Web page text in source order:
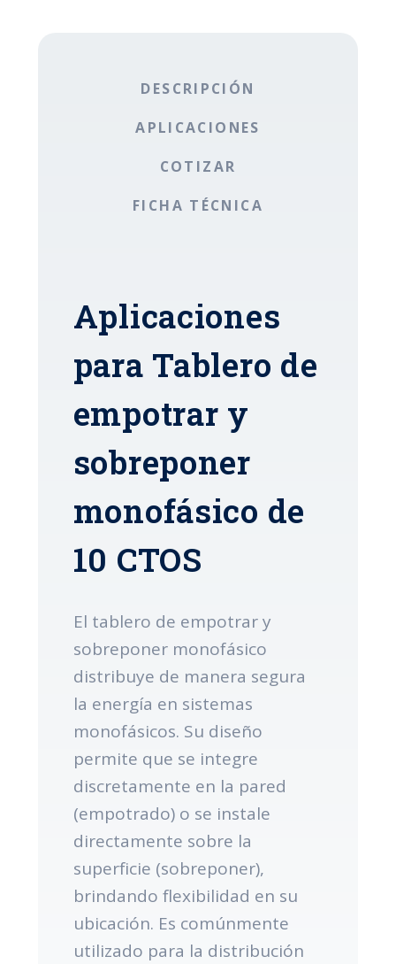
DESCRIPCIÓN
APLICACIONES
COTIZAR
FICHA TÉCNICA
Aplicaciones
para Tablero de
empotrar y
sobreponer
monofásico de
10 CTOS
El tablero de empotrar y
sobreponer monofásico
distribuye de manera segura
la energía en sistemas
monofásicos. Su diseño
permite que se integre
discretamente en la pared
(empotrado) o se instale
directamente sobre la
superficie (sobreponer),
brindando flexibilidad en su
ubicación. Es comúnmente
utilizado para la distribución